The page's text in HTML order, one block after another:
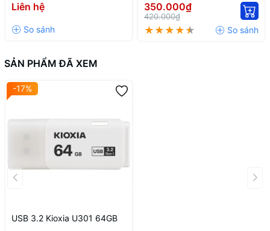
Liên hệ 350.000₫
420.000₫
SẢN PHẨM ĐÃ XEM
-17%
USB 3.2 Kioxia U301 64GB